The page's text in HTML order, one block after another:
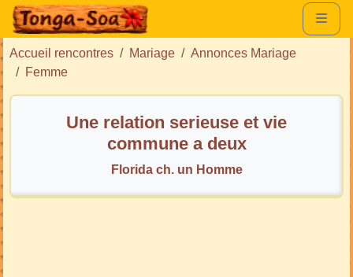
Accueil rencontres Mariage
Annonces Mariage
Femme
Une relation serieuse et vie
commune a deux
Florida ch. un Homme